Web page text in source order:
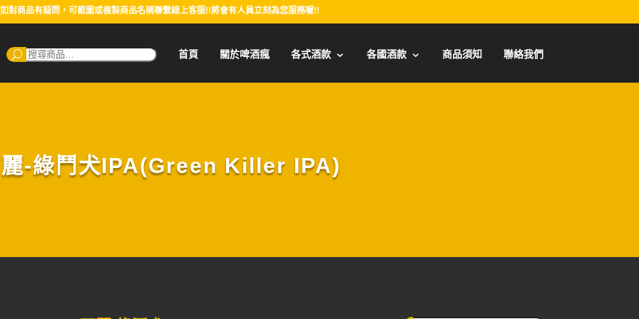
如對商品有疑問，可截圖或複製商品名稱聯繫線上客服!!將會有人員立刻為您服務喔!!
搜
尋：
首頁 關於啤酒瘋 各式酒款 各國酒款 商品須知 聯絡我們
-綠鬥犬IPA(Green Killer IPA)